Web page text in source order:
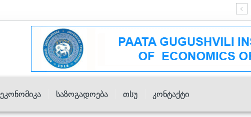
Ეკონომიკა Საზოგადოება Თსუ Კონტაქტი